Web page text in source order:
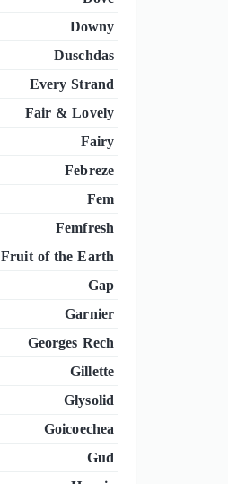
Downy
Duschdas
Every Strand
Fair & Lovely
Fairy
Febreze
Fem
Femfresh
Fruit of the Earth
Gap
Garnier
Georges Rech
Gillette
Glysolid
Goicoechea
Gud